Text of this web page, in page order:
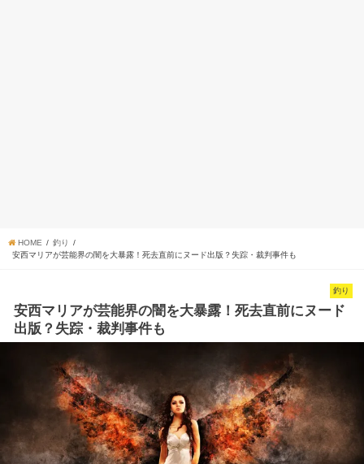
HOME
釣り
安西マリアが芸能界の闇を大暴露！死去直前にヌード出版？失踪・裁判事件も
釣り
安西マリアが芸能界の闇を大暴露！死去直前にヌード
出版？失踪・裁判事件も